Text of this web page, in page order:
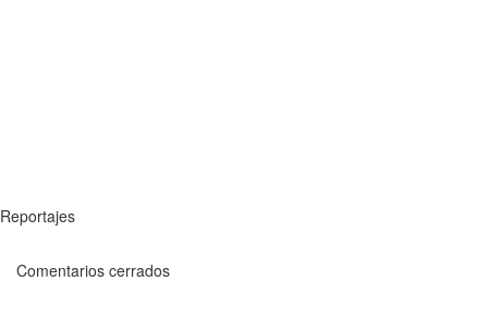
Reportajes
Comentarios cerrados